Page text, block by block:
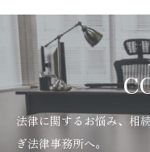
法律に関するお悩み、相
ぎ法律事務所へ。